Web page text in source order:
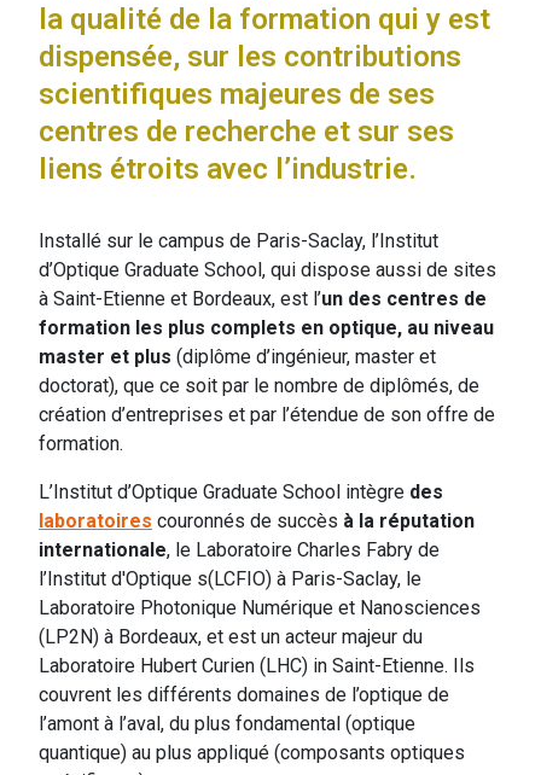
la qualité de la formation qui y est
dispensée, sur les contributions
scientifiques majeures de ses
centres de recherche et sur ses
liens étroits avec l’industrie.
Installé sur le campus de Paris-Saclay, l’Institut
d’Optique Graduate School, qui dispose aussi de sites
à Saint-Etienne et Bordeaux, est l’un des centres de
formation les plus complets en optique, au niveau
master et plus (diplôme d’ingénieur, master et
doctorat), que ce soit par le nombre de diplômés, de
création d’entreprises et par l’étendue de son offre de
formation.
L’Institut d’Optique Graduate School intègre des
laboratoires couronnés de succès à la réputation
internationale, le Laboratoire Charles Fabry de
l’Institut d'Optique s(LCFIO) à Paris-Saclay, le
Laboratoire Photonique Numérique et Nanosciences
(LP2N) à Bordeaux, et est un acteur majeur du
Laboratoire Hubert Curien (LHC) in Saint-Etienne. Ils
couvrent les différents domaines de l’optique de
l’amont à l’aval, du plus fondamental (optique
quantique) au plus appliqué (composants optiques